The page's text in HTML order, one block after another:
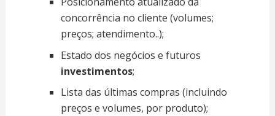
concorrência no cliente (volumes;
preços; atendimento..);
Estado dos negócios e futuros
investimentos;
Lista das últimas compras (incluindo
preços e volumes, por produto);